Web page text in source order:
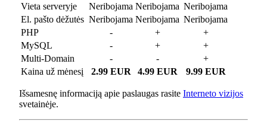
Vieta serveryje
Neribojama Neribojama Neribojama
El. pašto dėžutės Neribojama Neribojama Neribojama
PHP
- +
+
MySQL
- +
+
Multi-Domain
- -
+
Kaina už mėnesį
2.99 EUR 4.99 EUR 9.99 EUR
Išsamesnę informaciją apie paslaugas rasite Interneto vizijos
svetainėje.